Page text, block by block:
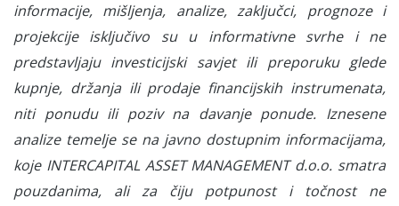
informacije, mišljenja, analize, zaključci, prognoze i
projekcije isključivo su u informativne svrhe i ne
predstavljaju investicijski savjet ili preporuku glede
kupnje, držanja ili prodaje financijskih instrumenata,
niti ponudu ili poziv na davanje ponude. Iznesene
analize temelje se na javno dostupnim informacijama,
koje INTERCAPITAL ASSET MANAGEMENT d.o.o. smatra
pouzdanima, ali za čiju potpunost i točnost ne